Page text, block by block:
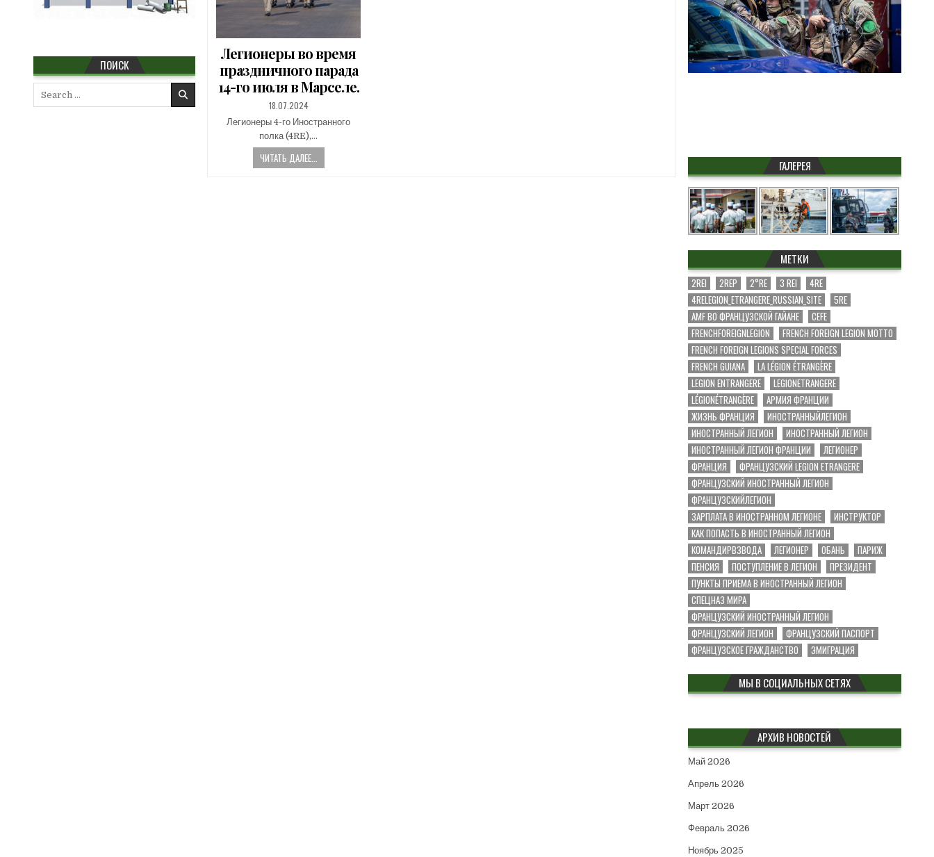
Легионеры во время
праздничного парада
14-го июля в Марселе.
PUBLISHED
DATE:
18.07.2024
Легионеры 4-го Иностранного
полка (4RE),…
ЧИТАТЬ ДАЛЕЕ...
ПОИСК
ГАЛЕРЕЯ
МЕТКИ
2REI 2REP 2°RE 3 REI
4RE
4RELEGION_ETRANGERE_RUSSIAN_SITE
5RE
AMF ВО ФРАНЦУЗСКОЙ ГАЙАНЕ
CEFE
FRENCHFOREIGNLEGION
FRENCH FOREIGN LEGION MOTTO
FRENCH FOREIGN LEGIONS SPECIAL FORCES
FRENCH GUIANA
LA LÉGION ÉTRANGÈRE
LEGION ENTRANGERE
LEGIONETRANGERE
LÉGIONÉTRANGÈRE
АРМИЯ ФРАНЦИИ
ЖИЗНЬ ФРАНЦИЯ
ИНОСТРАННЫЙЛЕГИОН
ИНОСТРАННЫЙ ЛЕГИОН
ИНОСТРАННЫЙ ЛЕГИОН
ИНОСТРАННЫЙ ЛЕГИОН ФРАНЦИИ
ЛЕГИОНЕР
ФРАНЦИЯ
ФРАНЦУЗСКИЙ LEGION ETRANGERE
ФРАНЦУЗСКИЙ ИНОСТРАННЫЙ ЛЕГИОН
ФРАНЦУЗСКИЙЛЕГИОН
ЗАРПЛАТА В ИНОСТРАННОМ ЛЕГИОНЕ
ИНСТРУКТОР
КАК ПОПАСТЬ В ИНОСТРАННЫЙ ЛЕГИОН
КОМАНДИРВЗВОДА
ЛЕГИОНЕР ОБАНЬ
ПАРИЖ
ПЕНСИЯ
ПОСТУПЛЕНИЕ В ЛЕГИОН
ПРЕЗИДЕНТ
ПУНКТЫ ПРИЕМА В ИНОСТРАННЫЙ ЛЕГИОН
СПЕЦНАЗ МИРА
ФРАНЦУЗСКИЙ ИНОСТРАННЫЙ ЛЕГИОН
ФРАНЦУЗСКИЙ ЛЕГИОН
ФРАНЦУЗСКИЙ ПАСПОРТ
ФРАНЦУЗСКОЕ ГРАЖДАНСТВО
ЭМИГРАЦИЯ
МЫ В СОЦИАЛЬНЫХ СЕТЯХ
АРХИВ НОВОСТЕЙ
Май 2026
Апрель 2026
Март 2026
Февраль 2026
Ноябрь 2025